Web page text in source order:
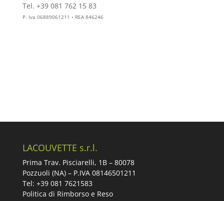
Tel. +39 081 762 15 83
P. Iva 06889061211 • REA 846246
LACOUVETTE s.r.l.
Prima Trav. Pisciarelli, 1B – 80078
Pozzuoli (NA) – P.IVA 08146501211
Tel: +39 081 7621583
Politica di Rimborso e Reso